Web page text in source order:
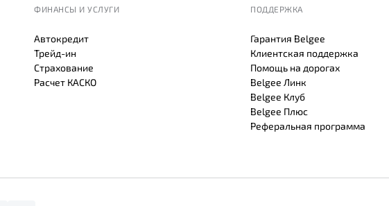
ФИНАНСЫ И УСЛУГИ
Автокредит
Трейд-ин
Страхование
Расчет КАСКО
ПОДДЕРЖКА
Гарантия Belgee
Клиентская поддержка
Помощь на дорогах
Belgee Линк
Belgee Клуб
Belgee Плюс
Реферальная программа